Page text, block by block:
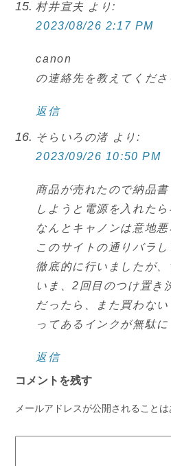
村井宣夫 より:
2023/08/26 2:17 PM
canon
の連絡先を教えてくださ
返信
そらいろの渚 より:
2023/09/26 10:50 PM
商品が売れたので納品
しようと電源を入れた
なんとキャノンは意地悪
このサイトの通りバラ
徹底的に行いましたが
いま、2回目のつけ置き
だったら、また買わな
ってあるインクが無駄に
返信
コメントを残す
メールアドレスが公開されることは